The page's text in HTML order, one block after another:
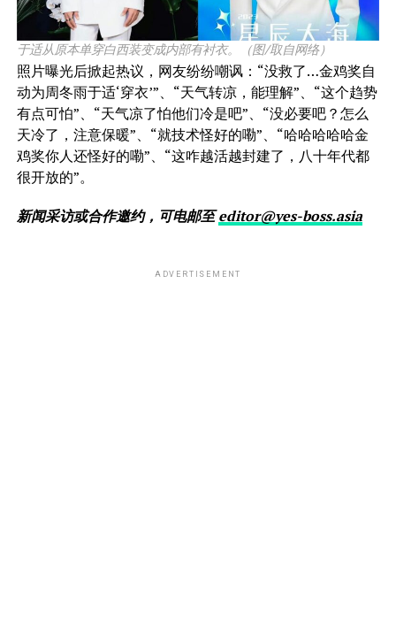
于适从原本单穿白西装变成内部有衬衣。（图/取自网络）
照片曝光后掀起热议，网友纷纷嘲讽：“没救了…金鸡奖自
动为周冬雨于适‘穿衣’”、“天气转凉，能理解”、“这个趋势
有点可怕”、“天气凉了怕他们冷是吧”、“没必要吧？怎么
天冷了，注意保暖”、“就技术怪好的嘞”、“哈哈哈哈哈金
鸡奖你人还怪好的嘞”、“这咋越活越封建了，八十年代都
很开放的”。
新闻采访或合作邀约，可电邮至editor@yes-boss.asia
ADVERTISEMENT